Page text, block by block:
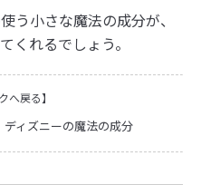
う小さな魔法の成分が、
くれるでしょう。
へ戻る】
ディズニーの魔法の成分